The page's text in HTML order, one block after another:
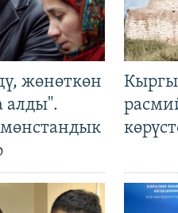
жөнөткөн
алды".